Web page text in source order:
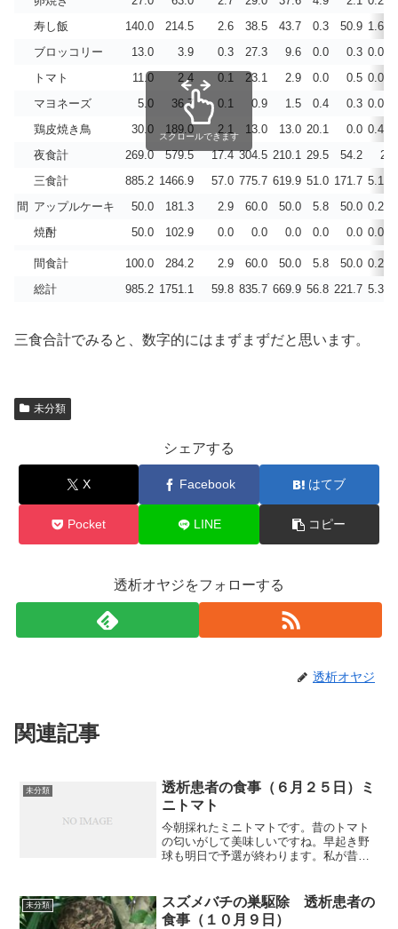
寿し飯
140.0 214.5 2.6 38.5 43.7 0.3 50.9 1.600
ブロッコリー
13.0 3.9 0.3 27.3 9.6 0.0 0.3 0.002
トマト
11.0 2.4 0.1 23.1 2.9 0.0 0.5 0.001
マヨネーズ
5.0 36.7 0.1 0.9 1.5 0.4 0.3 0.090
鶏皮焼き鳥
30.0 189.0 2.1 13.0 13.0 20.1 0.0 0.413
夜食計
269.0 579.5 17.4 304.5 210.1 29.5 54.2
2.4
三食計
885.2 1466.9 57.0 775.7 619.9 51.0 171.7 5.100
間 アップルケーキ 50.0 181.3 2.9 60.0 50.0 5.8 50.0 0.206
焼酎
50.0 102.9 0.0 0.0 0.0 0.0 0.0 0.000
間食計 100.0 284.2 2.9 60.0 50.0 5.8 50.0 0.206
総計
985.2 1751.1 59.8 835.7 669.9 56.8 221.7 5.305
スクロールできます
三食合計でみると、数字的にはまずまずだと思います。
未分類
シェアする
X Facebook はてブ
Pocket LINE コピー
透析オヤジをフォローする
透析オヤジ
関連記事
未分類
透析患者の食事（６月２５日）ミ
ニトマト
今朝採れたミニトマトです。昔のトマト
の匂いがして美味しいですね。早起き野
球も明日で予選が終わります。私が昔か
５年ぶりのことです。それでは朝食から
紹介します。朝食（塩サバ...
未分類
スズメバチの巣駆除 透析患者の
食事（１０月９日）